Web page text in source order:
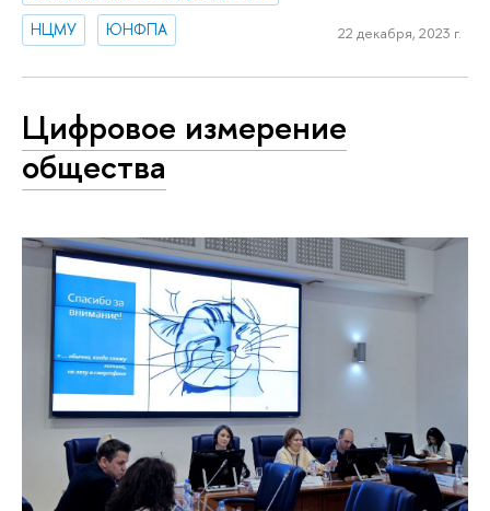
НЦМУ
ЮНФПА 22 декабря, 2023 г.
Цифровое измерение
общества